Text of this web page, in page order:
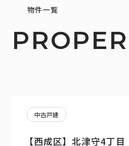
物件一覧
中古戸建
【西成区】北津守4